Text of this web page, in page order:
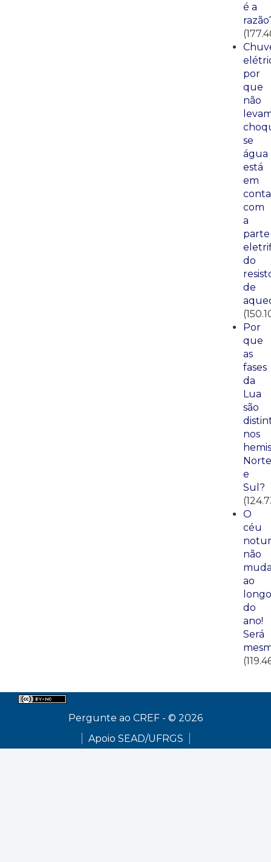
é a
por
que
não
se
água
está
em
com
a
parte
do
de
Por
que
as
fases
da
Lua
são
nos
Norte
e
Sul?
O
céu
não
ao
longo
do
ano!
Será
Pergunte ao CREF - © 2026
Apoio SEAD/UFRGS